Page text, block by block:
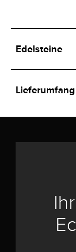
Edelsteine
Lieferumfang